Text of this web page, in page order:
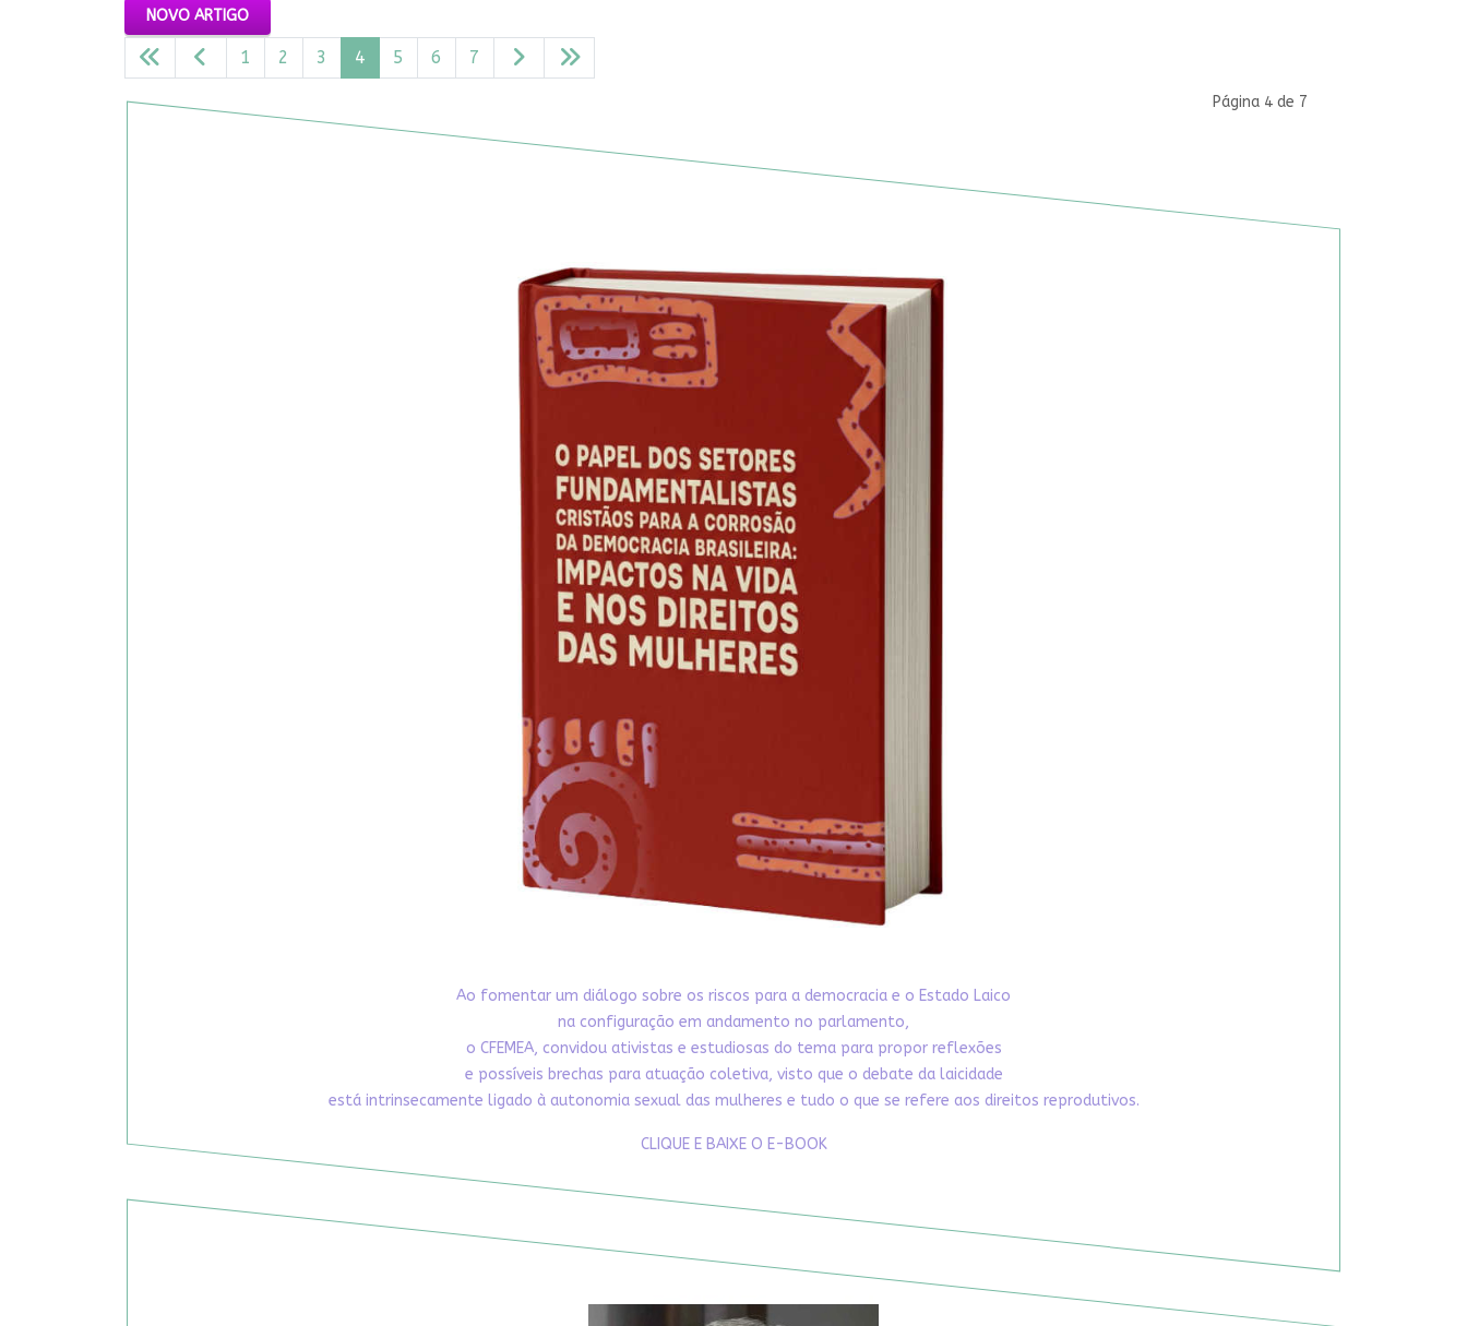
NOVO ARTIGO
Página 4 de 7
1 2 3 4 5 6 7
Ao fomentar um diálogo sobre os riscos para a democracia e o Estado Laico
na configuração em andamento no parlamento,
o CFEMEA, convidou ativistas e estudiosas do tema para propor reflexões
e possíveis brechas para atuação coletiva, visto que o debate da laicidade
está intrinsecamente ligado à autonomia sexual das mulheres e tudo o que se refere aos direitos reprodutivos.
CLIQUE E BAIXE O E-BOOK